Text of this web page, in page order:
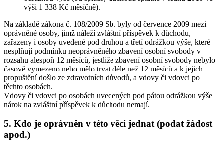
výši 1 338 Kč měsíčně).
Na základě zákona č. 108/2009 Sb. byly od července 2009 mezi
oprávněné osoby, jimž náleží zvláštní příspěvek k důchodu,
zařazeny i osoby uvedené pod druhou a třetí odrážkou výše, které
nesplňují podmínku neoprávněného zbavení osobní svobody v
rozsahu alespoň 12 měsíců, jestliže zbavení osobní svobody nebylo
časově vymezeno nebo mělo trvat déle než 12 měsíců a k jejich
propuštění došlo ze zdravotních důvodů, a vdovy či vdovci po
těchto osobách.
Vdovy či vdovci po osobách uvedených pod pátou odrážkou výše
nárok na zvláštní příspěvek k důchodu nemají.
5. Kdo je oprávněn v této věci jednat (podat žádost
apod.)